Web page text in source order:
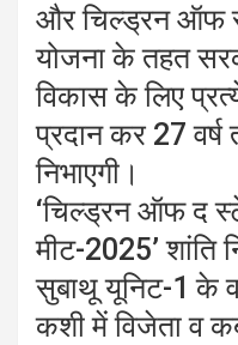
और चिल्ड्रन ऑफ
योजना के तहत
विकास के लिए
प्रदान कर 27
निभाएगी।
‘चिल्ड्रन ऑफ द
मीट-2025’ शांति
सुबाथू यूनिट-1 के
कशी में विजेता व